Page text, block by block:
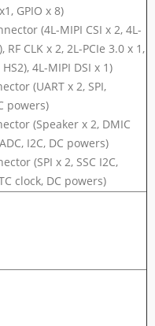
GPIO x 8)
(4L-MIPI CSI x 2, 4L-
RF CLK x 2, 2L-PCIe 3.0 x 1,
4L-MIPI DSI x 1)
(UART x 2, SPI,
powers)
(Speaker x 2, DMIC
I2C, DC powers)
(SPI x 2, SSC I2C,
clock, DC powers)